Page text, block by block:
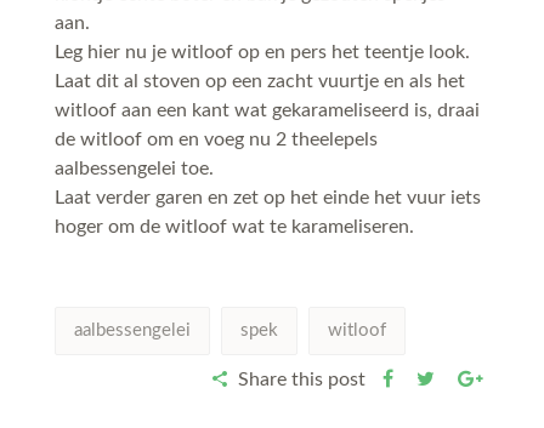
aan.
Leg hier nu je witloof op en pers het teentje look.
Laat dit al stoven op een zacht vuurtje en als het
witloof aan een kant wat gekarameliseerd is, draai
de witloof om en voeg nu 2 theelepels
aalbessengelei toe.
Laat verder garen en zet op het einde het vuur iets
hoger om de witloof wat te karameliseren.
aalbessengelei spek witloof
Share this post